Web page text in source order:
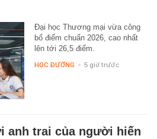
Đại học Thương mại vừa công
bố điểm chuẩn 2026, cao nhất
lên tới 26,5 điểm.
HỌC ĐƯỜNG - 5 giờ trước
anh trai của người hiến